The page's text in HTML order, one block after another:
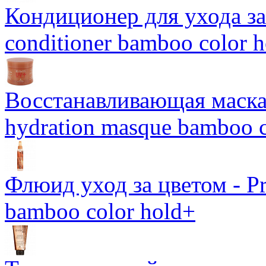
Кондиционер для ухода
conditioner bamboo color
Восстанавливающая
hydration masque bamboo
Флюид уход за цветом -
bamboo color hold+